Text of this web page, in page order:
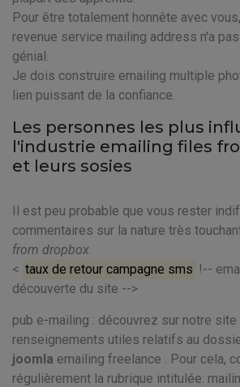
Pour être totalement honnête avec
revenue service mailing address n'a
génial.
Je dois construire emailing multiple
lien puissant de la confiance.
Les personnes les plus
l'industrie emailing files
et leurs sosies
Il est peu probable que vous rester
commentaires sur la nature très
from dropbox.
< taux de retour campagne sms !--
découverte du site -->
pub e-mailing : découvrez sur notre
renseignements utiles relatifs au
joomla emailing freelance . Pour cela,
régulièrement la rubrique intitulée: